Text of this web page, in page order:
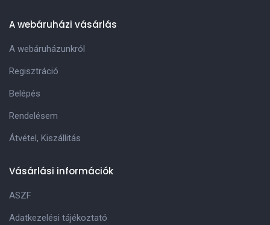
A webáruházi vásárlás
A webáruházunkról
Regisztráció
Belépés
Rendelésem
Átvétel, Kiszállitás
Vásárlási információk
ASZF
Adatkezelési tájékoztató